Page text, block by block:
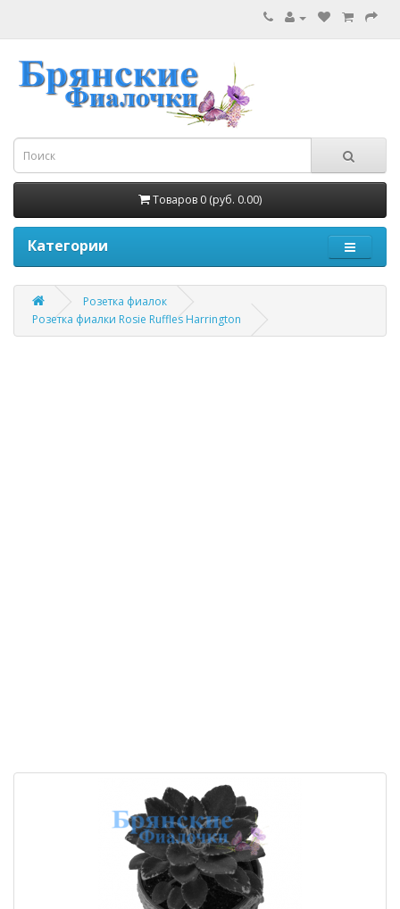
Товаров 0 (руб. 0.00)
Категории
Розетка фиалок
Розетка фиалки Rosie Ruffles Harrington